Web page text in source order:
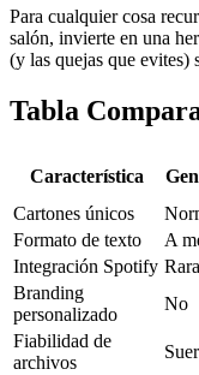
Para cualquier cosa
salón, invierte en una
(y las quejas que evites)
Tabla
Característica
Cartones únicos
Formato de texto
A
Integración Spotify
Branding
personalizado
No
Fiabilidad de
archivos